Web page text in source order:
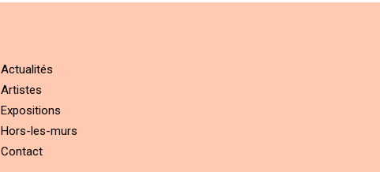
Actualités
Artistes
Expositions
Hors-les-murs
Contact